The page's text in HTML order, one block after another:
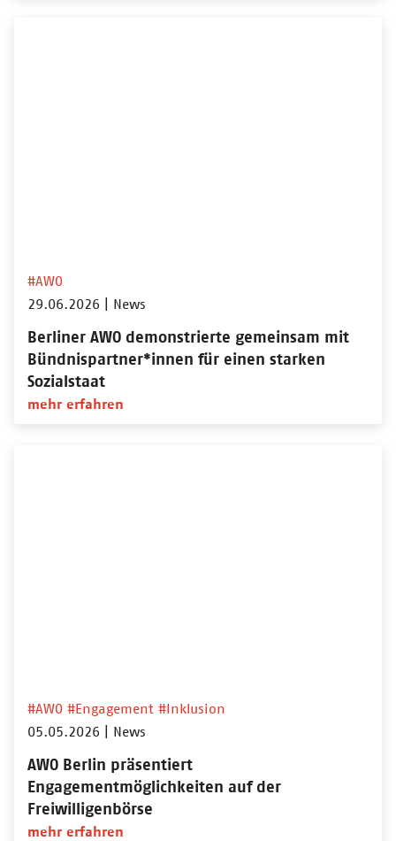
#AWO
29.06.2026
News
Berliner AWO demonstrierte gemeinsam mit
Bündnispartner*innen für einen starken
Sozialstaat
mehr erfahren
#AWO #Engagement #Inklusion
05.05.2026
News
AWO Berlin präsentiert
Engagementmöglichkeiten auf der
Freiwilligenbörse
mehr erfahren